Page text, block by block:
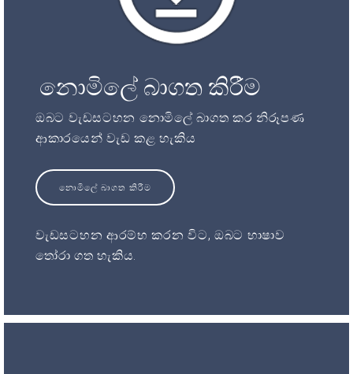
නොමිලේ බාගත කිරීම
ඔබට වැඩසටහන නොමිලේ බාගත කර නිරූපණ
ආකාරයෙන් වැඩ කළ හැකිය
නොමිලේ බාගත කිරීම
වැඩසටහන ආරම්භ කරන විට, ඔබට භාෂාව
තෝරා ගත හැකිය.